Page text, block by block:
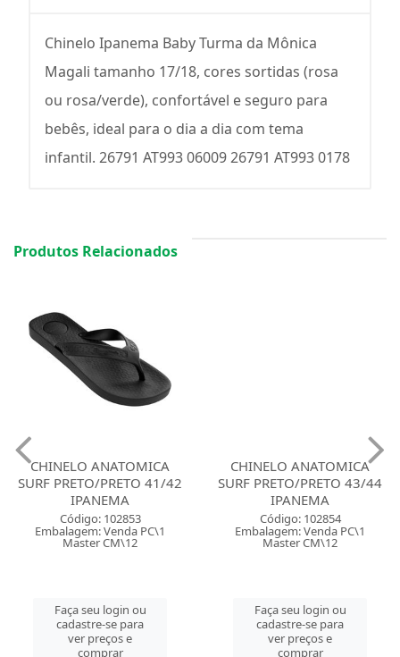
Chinelo Ipanema Baby Turma da Mônica
Magali tamanho 17/18, cores sortidas (rosa
ou rosa/verde), confortável e seguro para
bebês, ideal para o dia a dia com tema
infantil. 26791 AT993 06009 26791 AT993 0178
Produtos Relacionados
CHINELO ANATOMICA
SURF PRETO/PRETO 41/42
IPANEMA
Código: 102853
Embalagem: Venda PC\1
Master CM\12
Faça seu login ou
cadastre-se para
ver preços e
comprar
CHINELO ANATOMICA
SURF PRETO/PRETO 43/44
IPANEMA
Código: 102854
Embalagem: Venda PC\1
Master CM\12
Faça seu login ou
cadastre-se para
ver preços e
comprar